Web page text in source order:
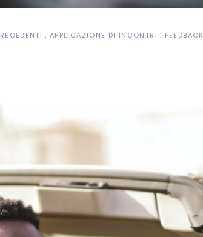
APPLICAZIONE DI INCONTRI FEEDBACK